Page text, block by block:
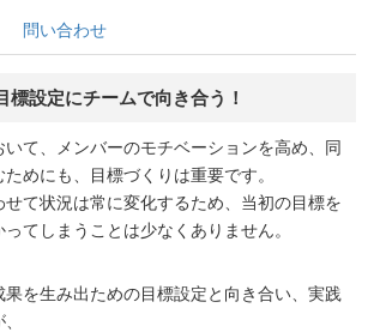
問い合わせ
標設定にチームで向き合う！
て、メンバーのモチベーションを高め、同
めにも、目標づくりは重要です。
せて状況は常に変化するため、当初の目標を
てしまうことは少なくありません。
を生み出ための目標設定と向き合い、実践